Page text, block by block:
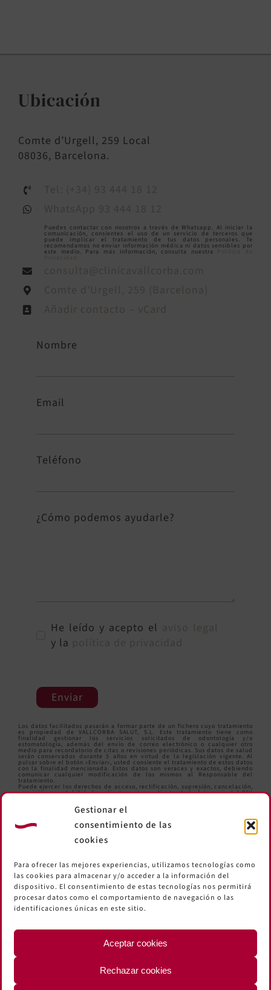
Gestionar el
consentimiento de las
cookies
Para ofrecer las mejores experiencias, utilizamos tecnologías como
las cookies para almacenar y/o acceder a la información del
dispositivo. El consentimiento de estas tecnologías nos permitirá
procesar datos como el comportamiento de navegación o las
identificaciones únicas en este sitio.
Aceptar cookies
Rechazar cookies
Ubicación
Comte d’Urgell, 259 Local
08036, Barcelona.
Puedes contactar con nosotros a través de Whatsapp. Al iniciar la
comunicación, consientes el uso de un servicio de terceros que
puede implicar el tratamiento de tus datos personales. Te
recomendamos no enviar información médica ni datos sensibles por
este medio. Para más información, consulta nuestra
Nombre
Email
Teléfono
¿Cómo podemos ayudarle?
He leído y acepto el
y la
Enviar
Los datos facilitados pasarán a formar parte de un fichero cuyo tratamiento
es propiedad de VALLCORBA SALUT, S.L. Este tratamiento tiene como
finalidad gestionar los servicios solicitados de odontología y/o
estomatología, además del envío de correo electrónico o cualquier otro
medio para recordatorio de citas o revisiones periódicas. Sus datos de salud
serán conservados durante 5 años en virtud de la legislación vigente. Al
pulsar sobre el botón «Enviar», usted consiente el tratamiento de estos datos
con la finalidad mencionada. Estos datos son veraces y exactos, debiendo
comunicar cualquier modificación de los mismos al Responsable del
tratamiento.
Puede ejercer los derechos de acceso, rectificación, supresión, cancelación,
oposición y portabilidad mediante carta y adjuntando la fotocopia del DNI
enviando un correo electrónico a informacio@clinicavallcorba.com